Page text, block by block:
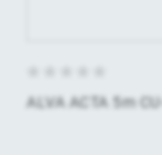
ALVA ACTA 5m